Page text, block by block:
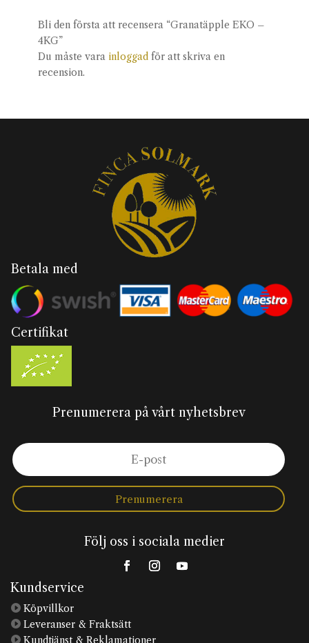
Bli den första att recensera “Granatäpple EKO –
4KG”
Du måste vara inloggadför att skriva en
recension.
Betala med
Certifikat
Prenumerera på vårt nyhetsbrev
Prenumerera
Följ oss i sociala medier
Kundservice
 Köpvillkor
 Leveranser & Fraktsätt
 Kundtjänst & Reklamationer